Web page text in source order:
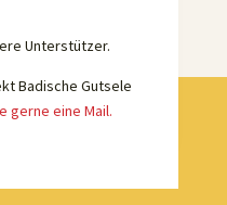
Unterstützer.
Badische Gutsele
gerne eine Mail.